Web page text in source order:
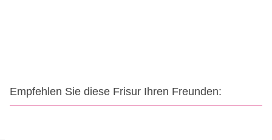
Empfehlen Sie diese Frisur Ihren Freunden: